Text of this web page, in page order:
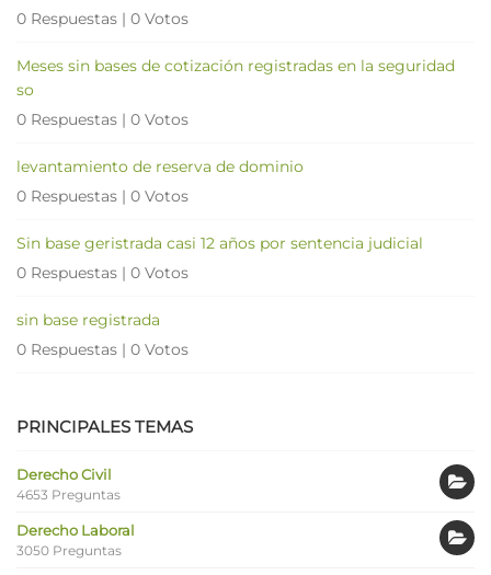
0 Respuestas | 0 Votos
Meses sin bases de cotización registradas en la seguridad
so
0 Respuestas | 0 Votos
levantamiento de reserva de dominio
0 Respuestas | 0 Votos
Sin base geristrada casi 12 años por sentencia judicial
0 Respuestas | 0 Votos
sin base registrada
0 Respuestas | 0 Votos
PRINCIPALES TEMAS
Derecho Civil
4653 Preguntas
Derecho Laboral
3050 Preguntas